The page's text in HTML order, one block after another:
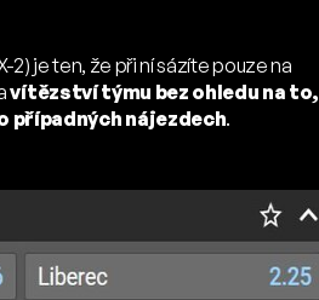
2) je ten, že při ní sázíte pouze na
vítězství týmu bez ohledu na to,
případných nájezdech.